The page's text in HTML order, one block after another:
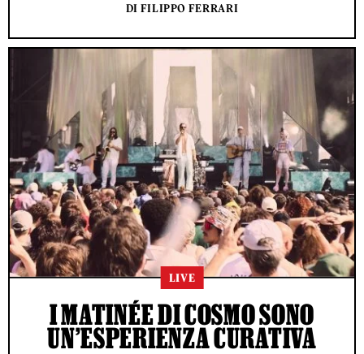
DI FILIPPO FERRARI
LIVE
I MATINÉE DI COSMO SONO
UN’ESPERIENZA CURATIVA